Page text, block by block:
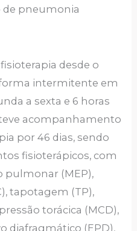
de pneumonia
desde o
intermitente em
a sexta e 6 horas
acompanhamento
por 46 dias, sendo
fisioterápicos, com
pulmonar (MEP),
tapotagem (TP),
torácica (MCD),
diafragmático (EPD),